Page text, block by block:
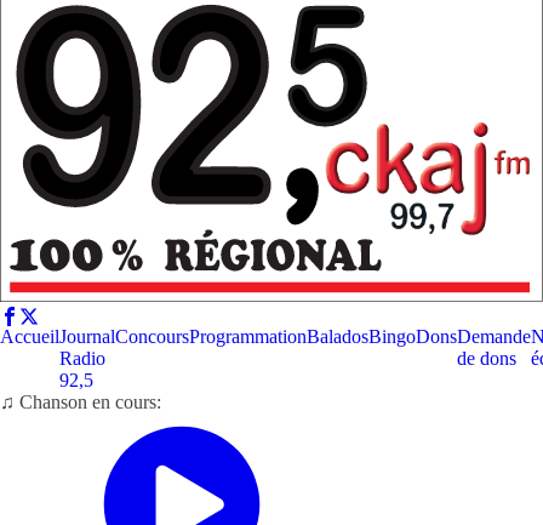
AccueilJournal
Radio
92,5
ConcoursProgrammationBaladosBingoDonsDemande
de dons
♫ Chanson en cours: